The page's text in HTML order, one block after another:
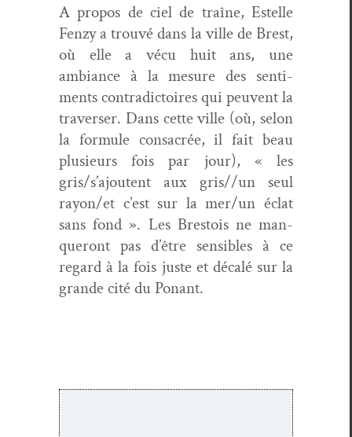
A pro­pos de ciel de traîne, Estelle
Fen­zy a trou­vé dans la ville de Brest,
où elle a vécu huit ans, une
ambiance à la mesure des sen­ti­
ments con­tra­dic­toires qui peu­vent la
tra­vers­er. Dans cette ville (où, selon
la for­mule con­sacrée, il fait beau
plusieurs fois par jour), « les
gris/s’ajoutent aux gris//un seul
rayon/et c’est sur la mer/un éclat
sans fond ». Les Brestois ne man­
queront pas d’être sen­si­bles à ce
regard à la fois juste et décalé sur la
grande cité du Ponant.